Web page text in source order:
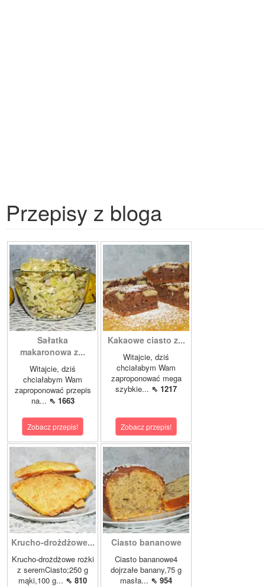
Przepisy z bloga
Sałatka
makaronowa z...
Witajcie, dziś
chciałabym Wam
zaproponować przepis
na... ⇖ 1663
Zobacz przepis!
Kakaowe ciasto z...
Witajcie, dziś
chciałabym Wam
zaproponować mega
szybkie... ⇖ 1217
Zobacz przepis!
Krucho-drożdżowe...
Krucho-drożdżowe rożki
z seremCiasto;250 g
mąki,100 g... ⇖ 810
Ciasto bananowe
Ciasto bananowe4
dojrzałe banany,75 g
masła... ⇖ 954